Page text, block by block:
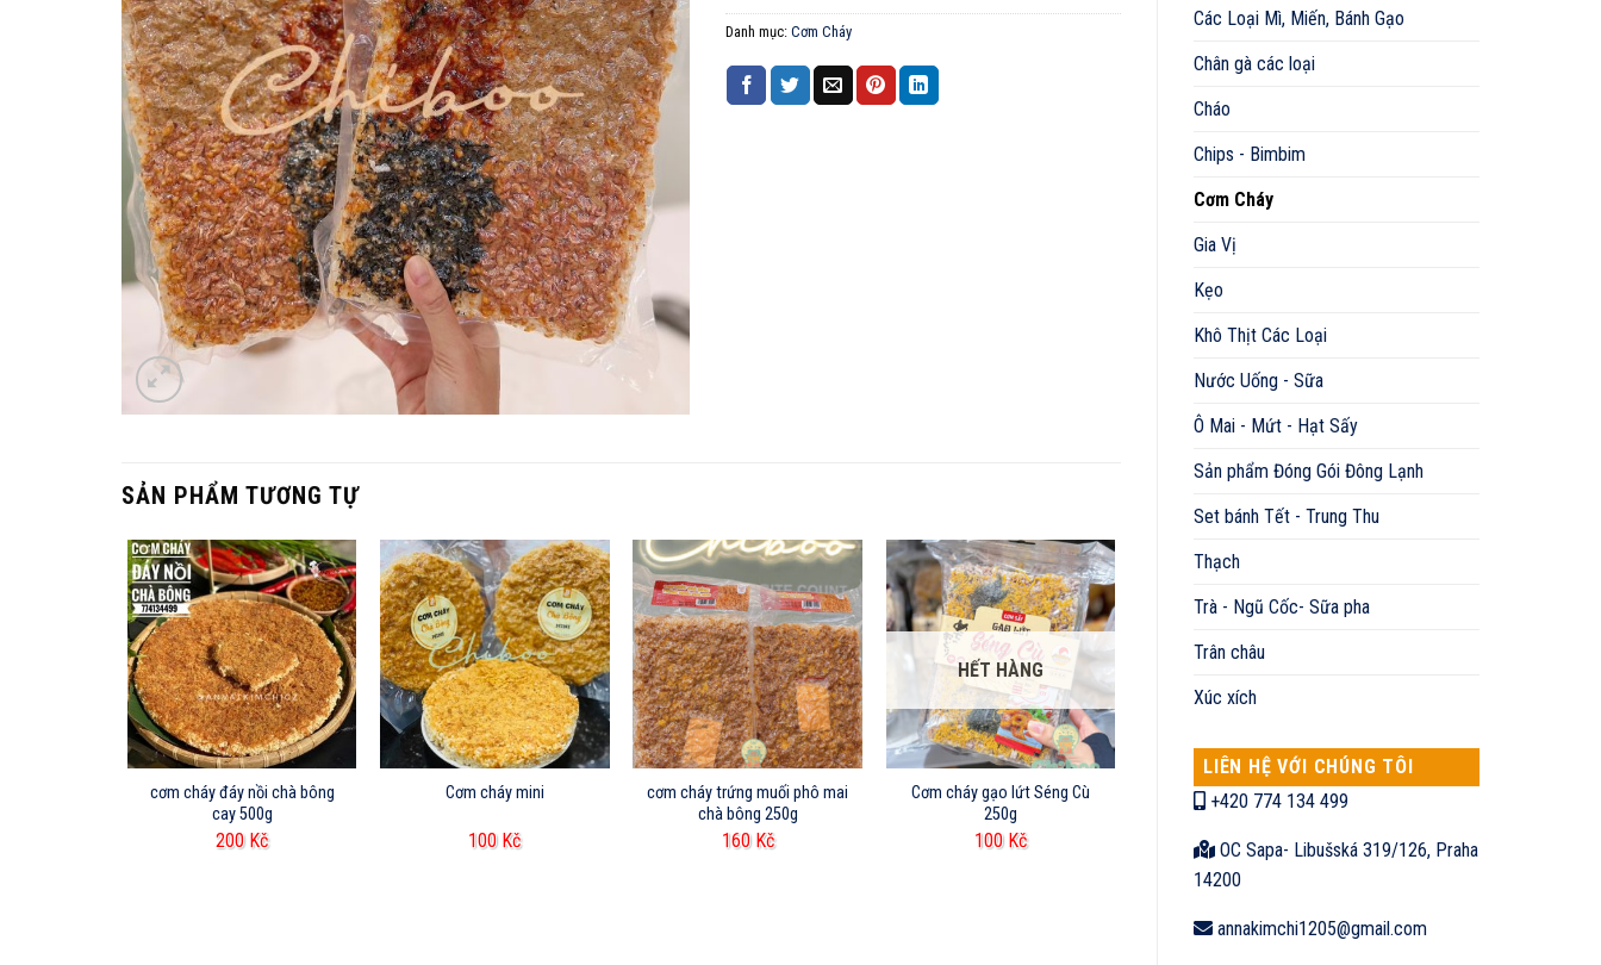
Các Loại Mì, Miến, Bánh Gạo
Chân gà các loại
Cháo
Chips - Bimbim
Cơm Cháy
Gia Vị
Kẹo
Khô Thịt Các Loại
Nước Uống - Sữa
Ô Mai - Mứt - Hạt Sấy
Sản phẩm Đóng Gói Đông Lạnh
Set bánh Tết - Trung Thu
Thạch
Trà - Ngũ Cốc- Sữa pha
Trân châu
Xúc xích
LIÊN HỆ VỚI CHÚNG TÔI
+420 774 134 499
OC Sapa- Libušská 319/126, Praha
14200
annakimchi1205@gmail.com
Danh mục: Cơm Cháy
SẢN PHẨM TƯƠNG TỰ
cơm cháy đáy nồi chà bông
cay 500g
200 Kč
Cơm cháy mini
100 Kč
cơm cháy trứng muối phô mai
chà bông 250g
160 Kč
HẾT HÀNG
Cơm cháy gạo lứt Séng Cù
250g
100 Kč